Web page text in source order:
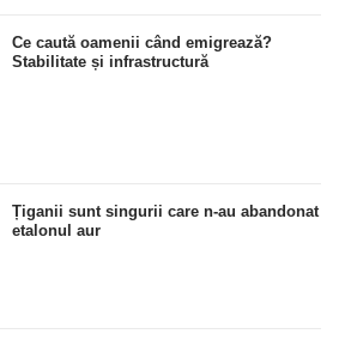
Ce caută oamenii când emigrează?
Stabilitate și infrastructură
Țiganii sunt singurii care n-au abandonat
etalonul aur